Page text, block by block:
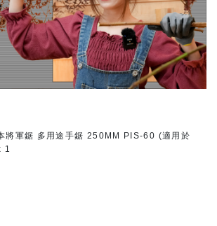
將軍鋸 多用途手鋸 250MM PIS-60 (適用於
1